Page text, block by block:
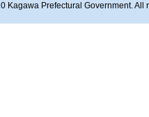
Kagawa Prefectural Government. All